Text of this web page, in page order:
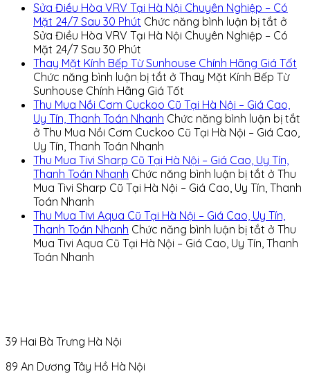
Sửa Điều Hòa VRV Tại Hà Nội Chuyên Nghiệp – Có
Mặt 24/7 Sau 30 Phút Chức năng bình luận bị tắt ở
Sửa Điều Hòa VRV Tại Hà Nội Chuyên Nghiệp – Có
Mặt 24/7 Sau 30 Phút
Thay Mặt Kính Bếp Từ Sunhouse Chính Hãng Giá Tốt
Chức năng bình luận bị tắt ở Thay Mặt Kính Bếp Từ
Sunhouse Chính Hãng Giá Tốt
Thu Mua Nồi Cơm Cuckoo Cũ Tại Hà Nội – Giá Cao,
Uy Tín, Thanh Toán Nhanh Chức năng bình luận bị tắt
ở Thu Mua Nồi Cơm Cuckoo Cũ Tại Hà Nội – Giá Cao,
Uy Tín, Thanh Toán Nhanh
Thu Mua Tivi Sharp Cũ Tại Hà Nội – Giá Cao, Uy Tín,
Thanh Toán Nhanh Chức năng bình luận bị tắt ở Thu
Mua Tivi Sharp Cũ Tại Hà Nội – Giá Cao, Uy Tín, Thanh
Toán Nhanh
Thu Mua Tivi Aqua Cũ Tại Hà Nội – Giá Cao, Uy Tín,
Thanh Toán Nhanh Chức năng bình luận bị tắt ở Thu
Mua Tivi Aqua Cũ Tại Hà Nội – Giá Cao, Uy Tín, Thanh
Toán Nhanh
39 Hai Bà Trưng Hà Nội
89 An Dương Tây Hồ Hà Nội